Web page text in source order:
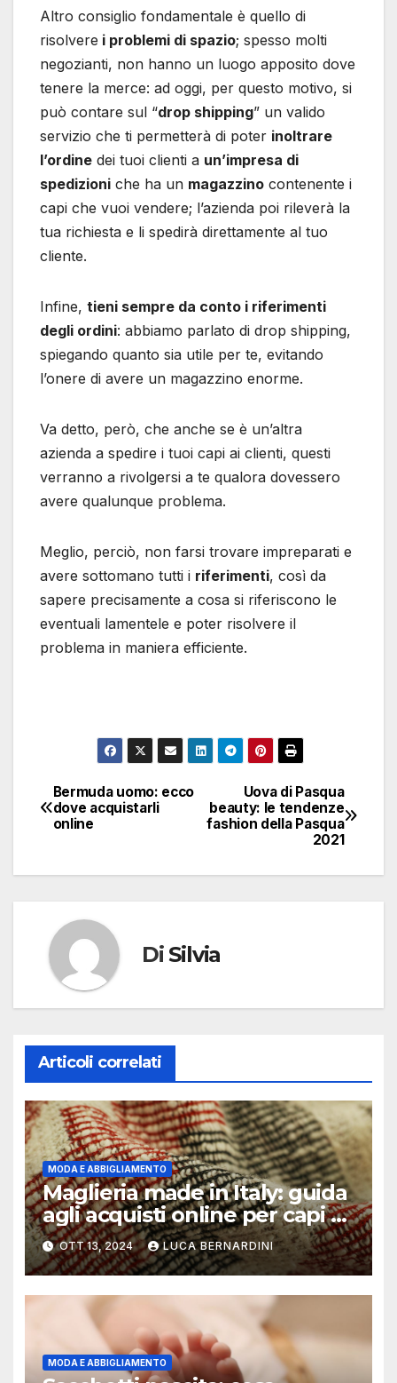
Altro consiglio fondamentale è quello di
risolvere i problemi di spazio; spesso molti
negozianti, non hanno un luogo apposito dove
tenere la merce: ad oggi, per questo motivo, si
può contare sul “drop shipping” un valido
servizio che ti permetterà di poter inoltrare
l’ordine dei tuoi clienti a un’impresa di
spedizioni che ha un magazzino contenente i
capi che vuoi vendere; l’azienda poi rileverà la
tua richiesta e li spedirà direttamente al tuo
cliente.
Infine, tieni sempre da conto i riferimenti
degli ordini: abbiamo parlato di drop shipping,
spiegando quanto sia utile per te, evitando
l’onere di avere un magazzino enorme.
Va detto, però, che anche se è un’altra
azienda a spedire i tuoi capi ai clienti, questi
verranno a rivolgersi a te qualora dovessero
avere qualunque problema.
Meglio, perciò, non farsi trovare impreparati e
avere sottomano tutti i riferimenti, così da
sapere precisamente a cosa si riferiscono le
eventuali lamentele e poter risolvere il
problema in maniera efficiente.
Navigazione
articoli
Uova di Pasqua
beauty: le tendenze
fashion della Pasqua
2021
Bermuda uomo: ecco
dove acquistarli
online
Di Silvia
Articoli correlati
MODA E ABBIGLIAMENTO
Maglieria made in Italy: guida
agli acquisti online per capi di
alta qualità
OTT 13, 2024 LUCA BERNARDINI
MODA E ABBIGLIAMENTO